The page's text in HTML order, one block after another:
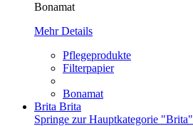
Bonamat
Mehr Details
Pflegeprodukte
Filterpapier
Bonamat
Brita Brita
Springe zur Hauptkategorie "Brita"